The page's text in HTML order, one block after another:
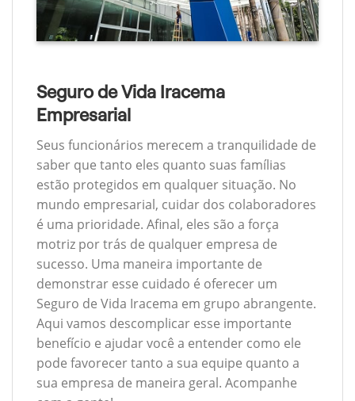
Seguro de Vida Iracema
Empresarial
Seus funcionários merecem a tranquilidade de
saber que tanto eles quanto suas famílias
estão protegidos em qualquer situação. No
mundo empresarial, cuidar dos colaboradores
é uma prioridade. Afinal, eles são a força
motriz por trás de qualquer empresa de
sucesso. Uma maneira importante de
demonstrar esse cuidado é oferecer um
Seguro de Vida Iracema em grupo abrangente.
Aqui vamos descomplicar esse importante
benefício e ajudar você a entender como ele
pode favorecer tanto a sua equipe quanto a
sua empresa de maneira geral. Acompanhe